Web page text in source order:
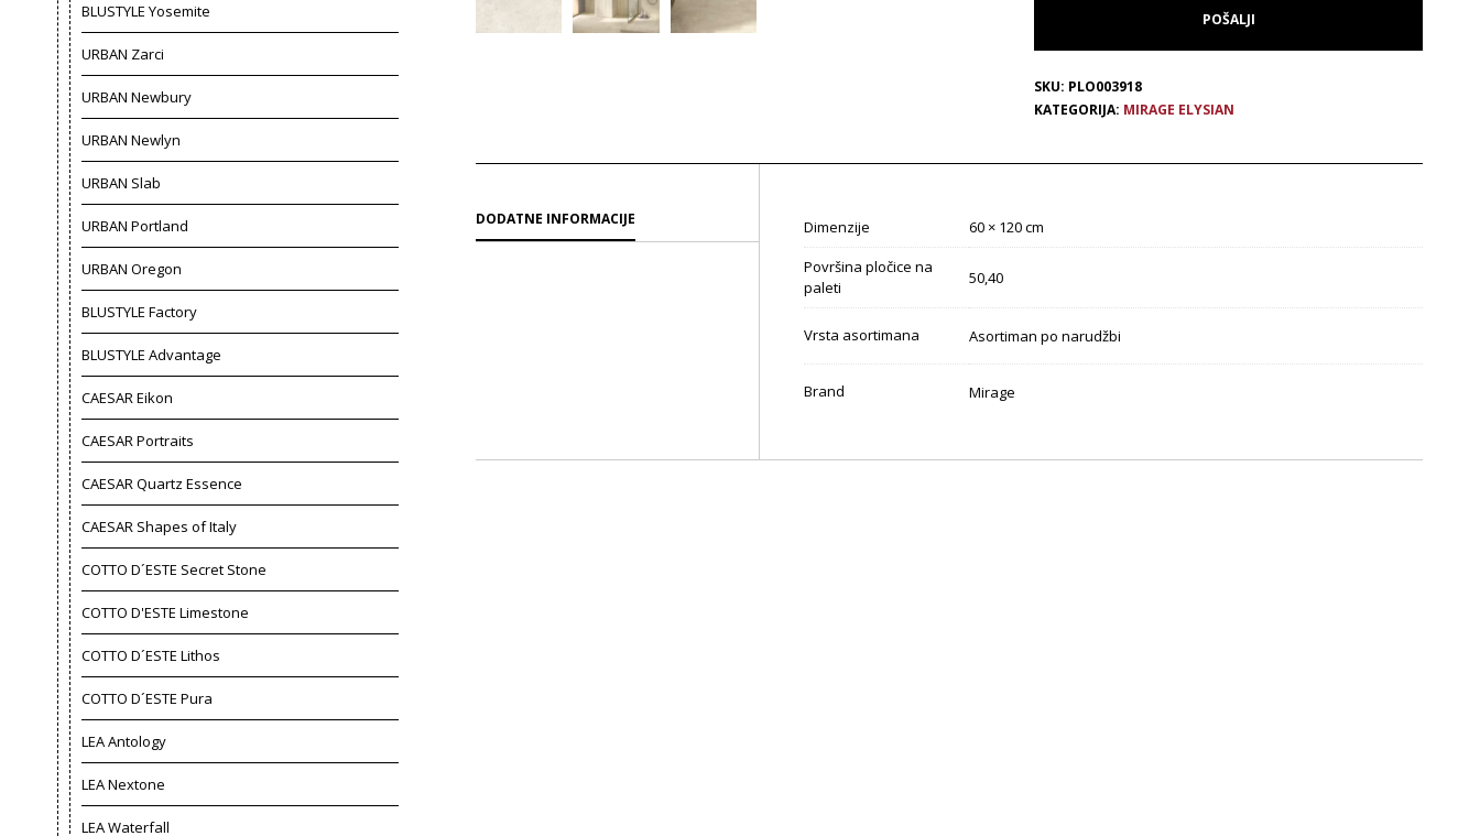
SKU: PLO003918
KATEGORIJA: MIRAGE ELYSIAN
DODATNE INFORMACIJE Dimenzije
60 × 120 cm
Površina pločice na
paleti
50,40
Vrsta asortimana Asortiman po narudžbi
Brand Mirage
BLUSTYLE Yosemite
URBAN Zarci
URBAN Newbury
URBAN Newlyn
URBAN Slab
URBAN Portland
URBAN Oregon
BLUSTYLE Factory
BLUSTYLE Advantage
CAESAR Eikon
CAESAR Portraits
CAESAR Quartz Essence
CAESAR Shapes of Italy
COTTO D´ESTE Secret Stone
COTTO D'ESTE Limestone
COTTO D´ESTE Lithos
COTTO D´ESTE Pura
LEA Antology
LEA Nextone
LEA Waterfall